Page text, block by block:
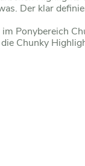
Der klar
Ponybereich
Chunky